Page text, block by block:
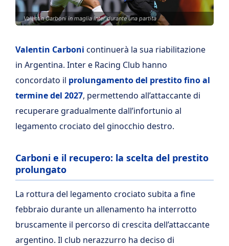
Valentín Carboni in maglia Inter durante una partita
Valentin Carboni continuerà la sua riabilitazione
in Argentina. Inter e Racing Club hanno
concordato il prolungamento del prestito fino al
termine del 2027, permettendo all’attaccante di
recuperare gradualmente dall’infortunio al
legamento crociato del ginocchio destro.
Carboni e il recupero: la scelta del prestito
prolungato
La rottura del legamento crociato subita a fine
febbraio durante un allenamento ha interrotto
bruscamente il percorso di crescita dell’attaccante
argentino. Il club nerazzurro ha deciso di